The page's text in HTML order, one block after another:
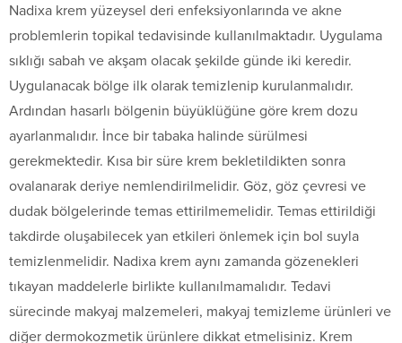
Nadixa krem yüzeysel deri enfeksiyonlarında ve akne
problemlerin topikal tedavisinde kullanılmaktadır. Uygulama
sıklığı sabah ve akşam olacak şekilde günde iki keredir.
Uygulanacak bölge ilk olarak temizlenip kurulanmalıdır.
Ardından hasarlı bölgenin büyüklüğüne göre krem dozu
ayarlanmalıdır. İnce bir tabaka halinde sürülmesi
gerekmektedir. Kısa bir süre krem bekletildikten sonra
ovalanarak deriye nemlendirilmelidir. Göz, göz çevresi ve
dudak bölgelerinde temas ettirilmemelidir. Temas ettirildiği
takdirde oluşabilecek yan etkileri önlemek için bol suyla
temizlenmelidir. Nadixa krem aynı zamanda gözenekleri
tıkayan maddelerle birlikte kullanılmamalıdır. Tedavi
sürecinde makyaj malzemeleri, makyaj temizleme ürünleri ve
diğer dermokozmetik ürünlere dikkat etmelisiniz. Krem